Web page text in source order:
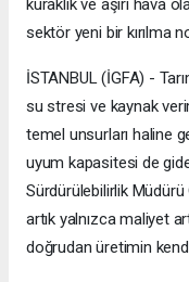
kuraklık ve aşırı hava
sektör yeni bir kırılma
İSTANBUL (İGFA) -
su stresi ve kaynak
temel unsurları haline
uyum kapasitesi de
Sürdürülebilirlik
artık yalnızca maliyet
doğrudan üretimin